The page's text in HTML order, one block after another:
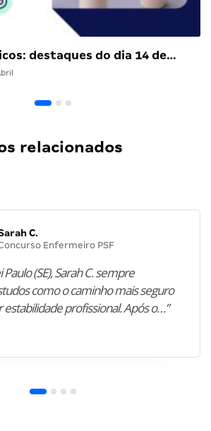
destaques do dia 14 de…
relacionados
C.
Enfermeiro PSF
(SE), Sarah C. sempre
como o caminho mais seguro
profissional. Após o…”